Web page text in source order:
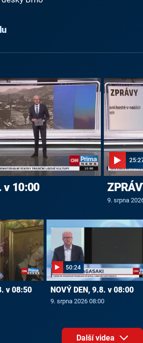
v 10:00
9. srpna
v 08:50
50:24
NOVÝ DEN, 9.8. v 08:00
9. srpna 2026 08:00
Další videa